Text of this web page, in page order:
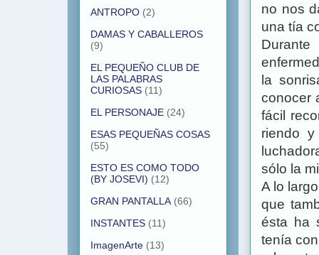
no nos
una tía
la
conocer
fácil
riendo
sólo la
A lo
que
ésta ha
tenía
ANTROPO (2)
DAMAS Y CABALLEROS
(9)
EL PEQUEÑO CLUB DE
LAS PALABRAS
CURIOSAS (11)
EL PERSONAJE (24)
ESAS PEQUEÑAS COSAS
(55)
ESTO ES COMO TODO
(BY JOSEVI) (12)
GRAN PANTALLA (66)
INSTANTES (11)
ImagenArte (13)